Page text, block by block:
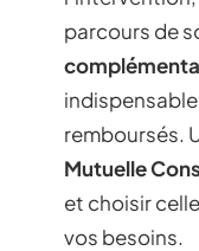
parcours de
remboursés.
Mutuelle
et choisir
vos besoins.